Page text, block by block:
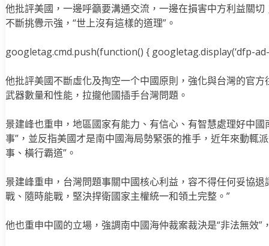
他批評美國，一邊呼籲要溝通交流，一邊在損害中方利益關
不斷挑釁示強，“世上沒有這樣的道理”。
googletag.cmd.push(function() { googletag.display(‘dfp-ad-
他批評美國不斷虛化及掏空一个中國原則，強化與台灣的官
武器數量和性能，拉攏他國插手台灣問題。
景建峰也重申，地區國家有能力、有信心、有智慧處理好中
事”，並反指美國才是南中國海局勢緊張的推手，近年來動輒
事、橫行霸道”。
景建峰重申，台灣問題事關中國核心利益，容不得任何妥協
戰、隨時能戰，堅決捍衛國家主權統一和領土完整。”
他也重申中國的立場，強調南中國海仲裁案裁決是“非法無效”